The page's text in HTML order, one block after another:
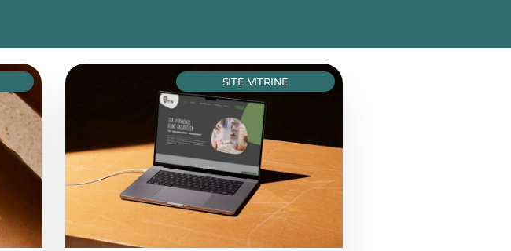
SITE VITRINE